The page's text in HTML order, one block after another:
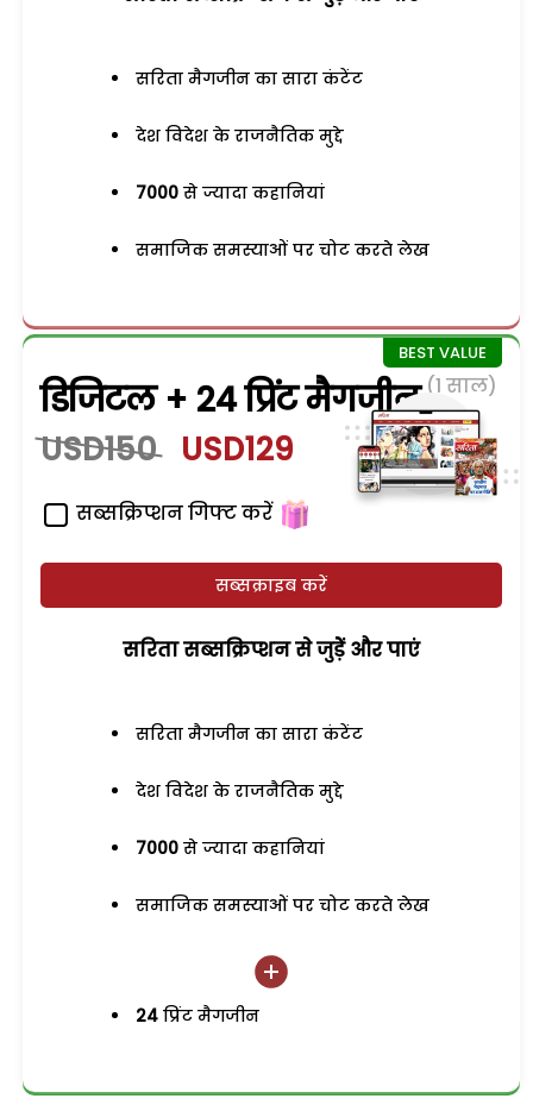
सरिता मैगजीन का सारा कंटेंट
देश विदेश के राजनैतिक मुद्दे
7000 से ज्यादा कहानियां
समाजिक समस्याओं पर चोट करते लेख
डिजिटल + 24 प्रिंट मैगजीन (1 साल)
USD150 USD129
सब्सक्रिप्शन गिफ्ट करें
सब्सक्राइब करें
सरिता सब्सक्रिप्शन से जुड़ेें और पाएं
सरिता मैगजीन का सारा कंटेंट
देश विदेश के राजनैतिक मुद्दे
7000 से ज्यादा कहानियां
समाजिक समस्याओं पर चोट करते लेख
24 प्रिंट मैगजीन